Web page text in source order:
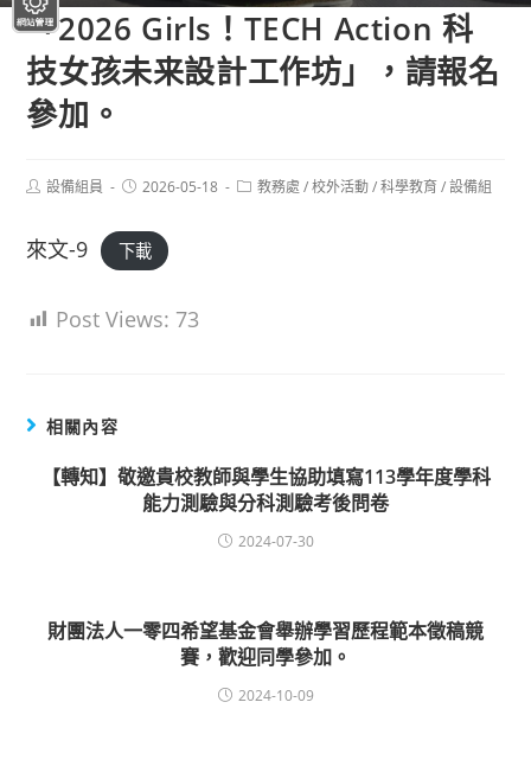
「2026 Girls！TECH Action 科
技女孩未来設計工作坊」，請報名
參加。
Post設備組員
Post2026-05-18
Post教務處 / 校外活動 / 科學教育 / 設備組
來文-9 下載
Post Views: 73
相關內容
【轉知】敬邀貴校教師與學生協助填寫113學年度學科
能力測驗與分科測驗考後問卷
2024-07-30
財團法人一零四希望基金會舉辦學習歷程範本徵稿競
賽，歡迎同學參加。
2024-10-09